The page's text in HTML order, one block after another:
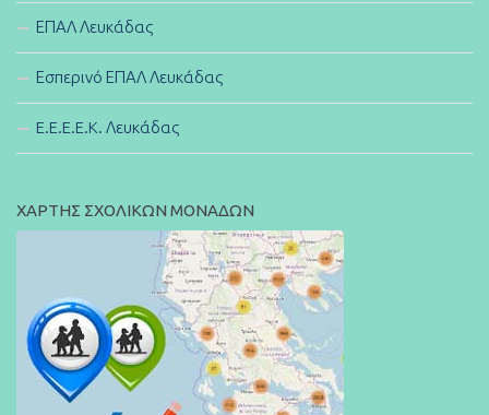
ΕΠΑΛ Λευκάδας
Εσπερινό ΕΠΑΛ Λευκάδας
E.E.E.E.K. Λευκάδας
ΧΑΡΤΗΣ ΣΧΟΛΙΚΩΝ ΜΟΝΑΔΩΝ